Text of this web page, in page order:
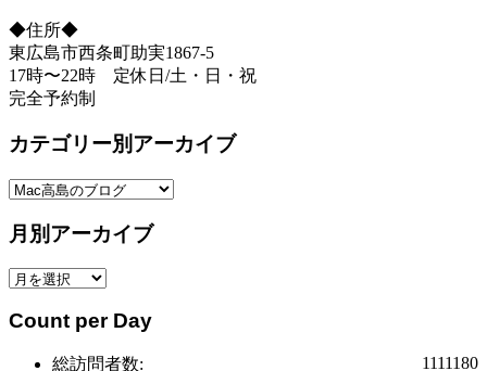
◆住所◆
東広島市西条町助実1867-5
17時〜22時 定休日/土・日・祝
完全予約制
カテゴリー別アーカイブ
カ
ゴ
ー
ア
月別アーカイブ
月
ア
Count per Day
1111180
総訪問者数: